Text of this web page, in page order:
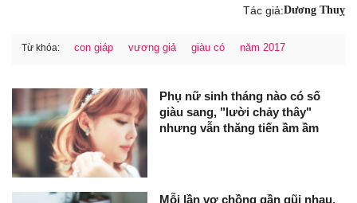
Tác giả:Dương Thuỵ
Từ khóa: con giáp vương giả giàu có năm 2017
Phụ nữ sinh tháng nào có số
giàu sang, "lười chảy thây"
nhưng vẫn thăng tiến ầm ầm
Mỗi lần vợ chồng gần gũi nhau,